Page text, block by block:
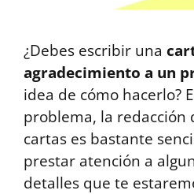
¿Debes escribir una
agradecimiento a un
idea de cómo hacerlo?
problema, la redacción
cartas es bastante
prestar atención a
detalles que te